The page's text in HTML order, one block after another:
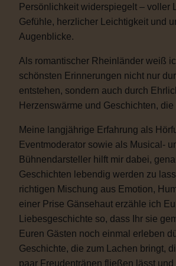
Persönlichkeit widerspiegelt – voller
Gefühle, herzlicher Leichtigkeit und
Augenblicke.
Als romantischer Rheinländer weiß
schönsten Erinnerungen nicht nur
entstehen, sondern auch durch
Herzenswärme und Geschichten, die
Meine langjährige Erfahrung als
Eventmoderator sowie als Musical-
Bühnendarsteller hilft mir dabei,
Geschichten lebendig werden zu
richtigen Mischung aus Emotion,
einer Prise Gänsehaut erzähle ich
Liebesgeschichte so, dass Ihr sie
Euren Gästen noch einmal erleben
Geschichte, die zum Lachen bringt,
paar Freudentränen fließen lässt